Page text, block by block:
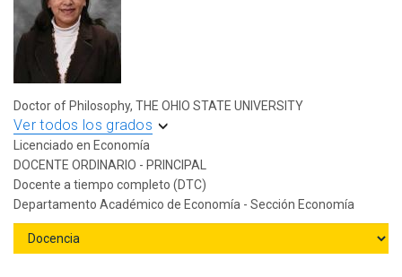
Doctor of Philosophy, THE OHIO STATE UNIVERSITY
Ver todos los grados
Licenciado en Economía
DOCENTE ORDINARIO - PRINCIPAL
Docente a tiempo completo (DTC)
Departamento Académico de Economía - Sección Economía